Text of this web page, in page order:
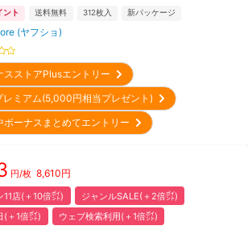
ント 送料無料 312枚入 新パッケージ
(ヤフショ)
スストアPlusエントリー
レミアム(5,000円相当プレゼント)
ボーナスまとめてエントリー
円/枚 8,610円
11店(＋10倍㌽)
ジャンルSALE(＋2倍㌽)
(＋1倍㌽)
ウェブ検索利用(＋1倍㌽)